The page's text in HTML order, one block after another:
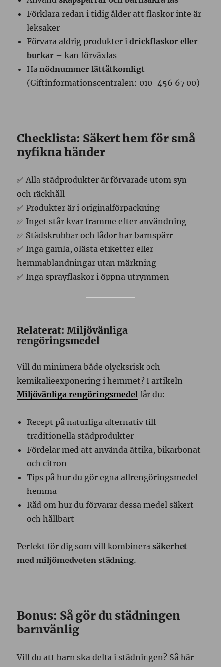
Förklara redan i tidig ålder att flaskor inte är
leksaker
Förvara aldrig produkter idrickflaskor eller
burkar – kan förväxlas
Hanödnummer lättåtkomligt
(Giftinformationscentralen: 010-456 67 00)
Checklista: Säkert hem för små
nyfikna händer
✅ Alla städprodukter är förvarade utom syn-
och räckhåll
✅ Produkter är i originalförpackning
✅ Inget står kvar framme efter användning
✅ Städskrubbar och lådor har barnspärr
✅ Inga gamla, olästa etiketter eller
hemmablandningar utan märkning
✅ Inga sprayflaskor i öppna utrymmen
Relaterat: Miljövänliga
rengöringsmedel
Vill du minimera både olycksrisk och
kemikalieexponering i hemmet? I artikeln
Miljövänliga rengöringsmedel får du:
Recept på naturliga alternativ till
traditionella städprodukter
Fördelar med att använda ättika, bikarbonat
och citron
Tips på hur du gör egna allrengöringsmedel
hemma
Råd om hur du förvarar dessa medel säkert
och hållbart
Perfekt för dig som vill kombinerasäkerhet
med miljömedveten städning.
Bonus: Så gör du städningen
barnvänlig
Vill du att barn ska delta i städningen? Så här